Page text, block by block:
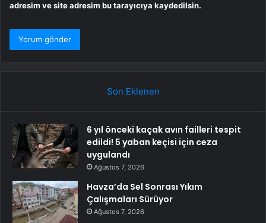
adresim ve site adresim bu tarayıcıya kaydedilsin.
Son Eklenen
6 yıl önceki kaçak avın failleri tespit
edildi! 5 yaban keçisi için ceza
uygulandı
Ağustos 7, 2026
Havza’da Sel Sonrası Yıkım
Çalışmaları Sürüyor
Ağustos 7, 2026